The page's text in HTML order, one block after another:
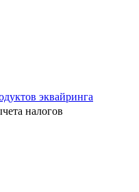
эквайринга
налогов